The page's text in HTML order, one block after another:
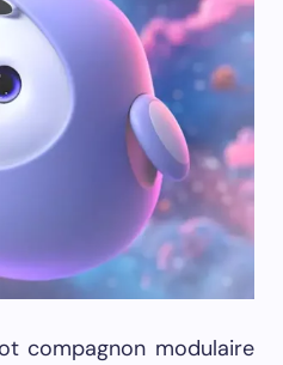
compagnon modulaire